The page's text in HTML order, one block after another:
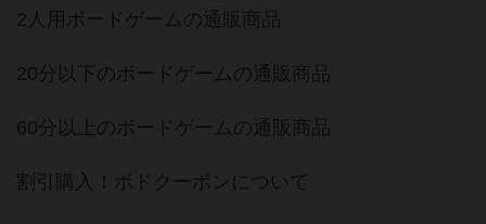
2人用ボードゲームの通販商品
20分以下のボードゲームの通販商品
60分以上のボードゲームの通販商品
割引購入！ボドクーポンについて